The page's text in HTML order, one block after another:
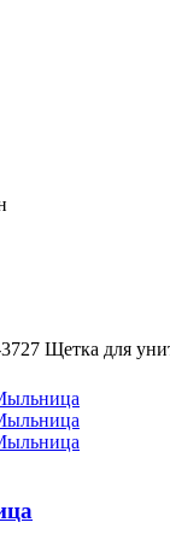
Щетка для